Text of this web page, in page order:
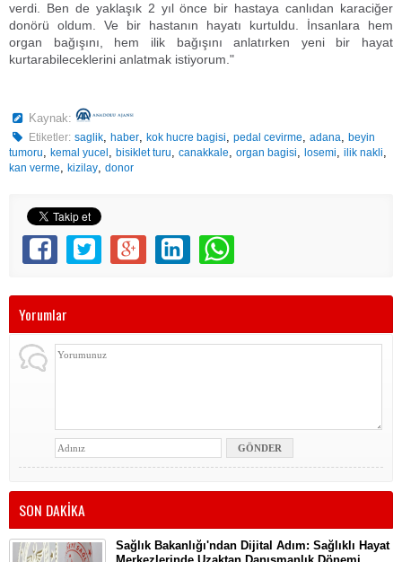
verdi. Ben de yaklaşık 2 yıl önce bir hastaya canlıdan karaciğer
donörü oldum. Ve bir hastanın hayatı kurtuldu. İnsanlara hem
organ bağışını, hem ilik bağışını anlatırken yeni bir hayat
kurtarabileceklerini anlatmak istiyorum."
Kaynak:
Etiketler: saglik,haber,kok hucre bagisi,pedal cevirme,adana,beyin
tumoru, kemal yucel , bisiklet turu, canakkale, organ bagisi, losemi, ilik nakli,
kan verme, kizilay, donor
Yorumlar
SON DAKİKA
Sağlık Bakanlığı'ndan Dijital Adım: Sağlıklı Hayat